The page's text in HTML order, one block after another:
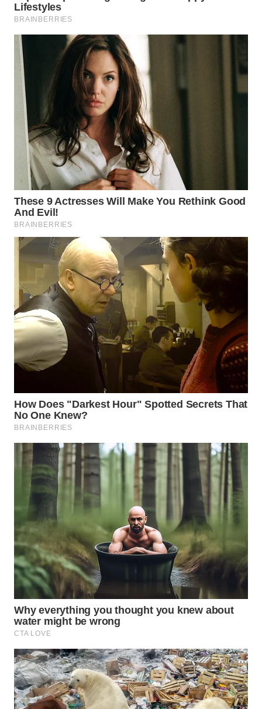
WN
INDRAMAYU
KUNINGAN
MAJALENGKA
WN
SUBANG
WN
SUKABUMI
WN
PURWAKARTA
WN
PRIANGAN
TIMUR
WN
SEMARANG
WN
WN
BOROBUDUR
MADURA
SURABAYA
WN
NATUNA
WN
BINTAN
WN
WN
LIKUPANG